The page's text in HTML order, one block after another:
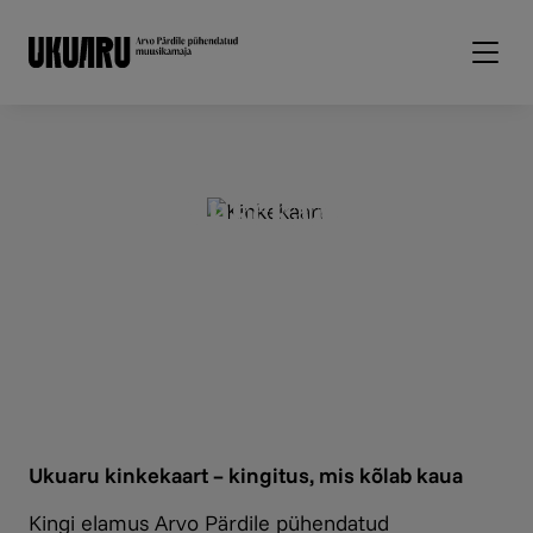
Kinkekaart
Ukuaru kinkekaart – kingitus, mis kõlab kaua
Kingi elamus Arvo Pärdile pühendatud